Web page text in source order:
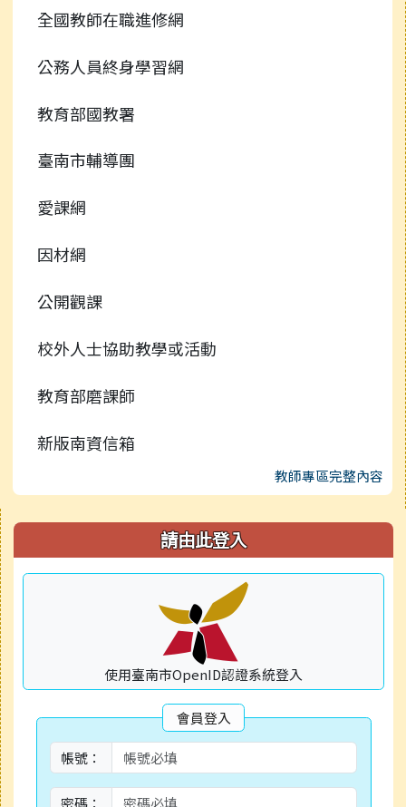
全國教師在職進修網
公務人員終身學習網
教育部國教署
臺南市輔導團
愛課網
因材網
公開觀課
校外人士協助教學或活動
教育部磨課師
新版南資信箱
教師專區完整內容
右邊區域內容 請由此登入
使用臺南市OpenID認證系統登入
會員登入
帳號：
密碼：